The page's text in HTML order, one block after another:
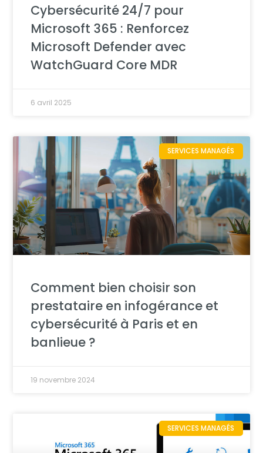
Cybersécurité 24/7 pour
Microsoft 365 : Renforcez
Microsoft Defender avec
WatchGuard Core MDR
6 avril 2025
SERVICES MANAGÉS
Comment bien choisir son
prestataire en infogérance et
cybersécurité à Paris et en
banlieue ?
19 novembre 2024
SERVICES MANAGÉS